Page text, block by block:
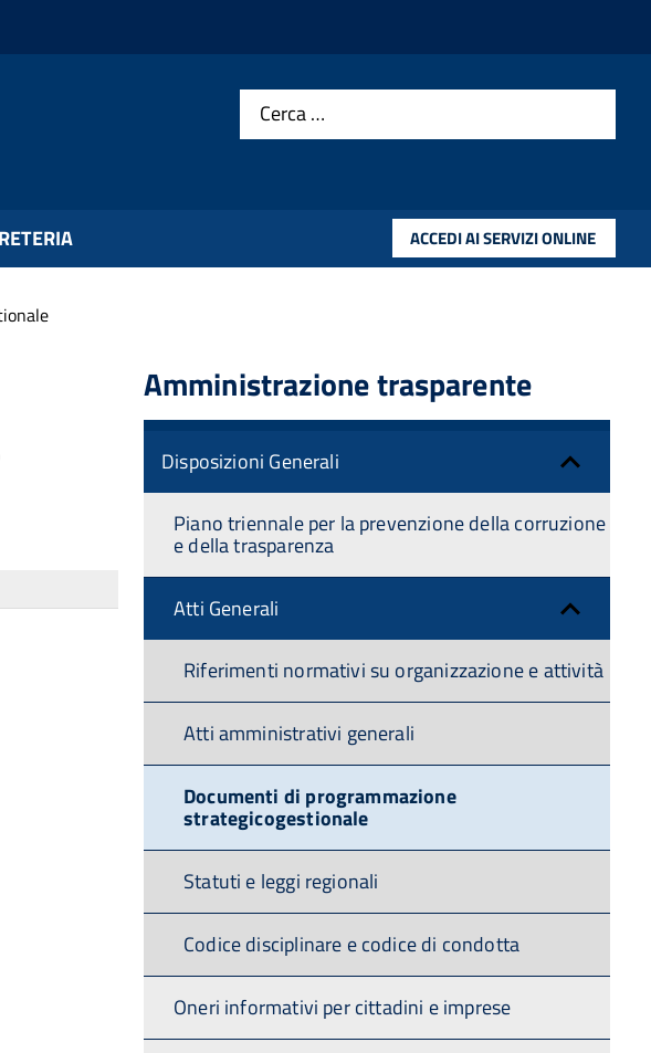
Cerca …
ACCEDI AI SERVIZI ONLINE
Amministrazione trasparente
Disposizioni Generali
Piano triennale per la prevenzione della corruzione
e della trasparenza
Atti Generali
Riferimenti normativi su organizzazione e attività
Atti amministrativi generali
Documenti di programmazione
strategicogestionale
Statuti e leggi regionali
Codice disciplinare e codice di condotta
Oneri informativi per cittadini e imprese